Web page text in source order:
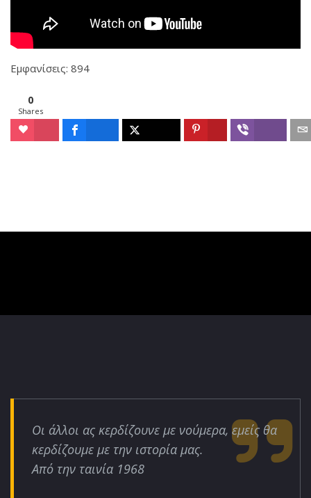
Εμφανίσεις: 894
0
Shares
Οι άλλοι ας κερδίζουνε με νούμερα, εμείς θα
κερδίζουμε με την ιστορία μας.
Από την ταινία 1968